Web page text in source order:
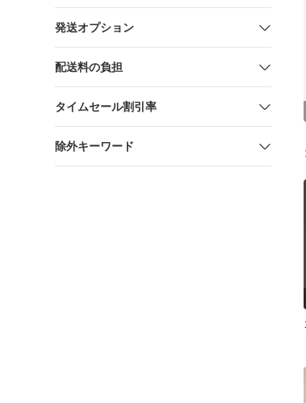
発送オプション
配送料の負担
タイムセール割引率
除外キーワード